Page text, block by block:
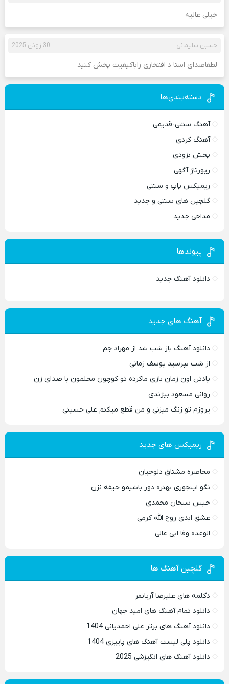
خیلی عالیه
حسین سلیمانی 30 ژوئن 2025
لطفاصدای استا د افتخاری راباکیفیت پخش کنید
دسته‌بندی‌ها
آهنگ سنتی-قدیمی
آهنگ کردی
پخش بزودی
رپورتاژ آگهی
ریمیکس پاپ و سنتی
گلچین های سنتی و جدید
مداحی جدید
پیوندها
دانلود آهنگ جدید
آهنگ های جدید
دانلود آهنگ باز شب شد از مهراد جم
از شب بپرسید یوسف زمانی
یادتن اون زمان بازی ماکرده تو کوچون محلمون با صدای زن
روانی مسعود بیژندی
یروزم تو زنگ میزنی و من قطع میکنم علی حسینی
ریمیکس های جدید
محاصره مشتاق دلوجیان
نگو اینجوری بهتره دور باشیمو حیفه نزن
حبس سبحان محمدی
عشق ابدی روح الله کرمی
الوعده وفا ابی عالی
گلچین آهنگ ها
دکلمه های علیرضا آریانفر
دانلود تمام آهنگ های امید جهان
دانلود آهنگ های برتر علی احمدیانی 1404
دانلود پلی لیست آهنگ های پاییزی 1404
دانلود آهنگ های انگیزشی 2025